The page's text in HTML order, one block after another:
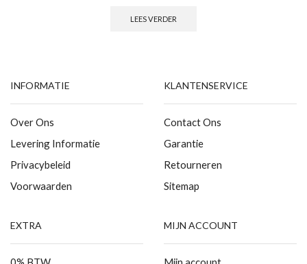
LEES VERDER
INFORMATIE
Over Ons
Levering Informatie
Privacybeleid
Voorwaarden
KLANTENSERVICE
Contact Ons
Garantie
Retourneren
Sitemap
EXTRA MIJN ACCOUNT